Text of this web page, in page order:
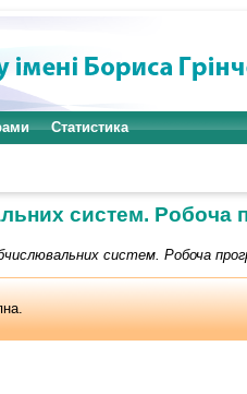
Статистика
систем. Робоча
систем. Робоча